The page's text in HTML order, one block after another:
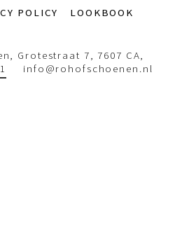
POLICY LOOKBOOK
Grotestraat 7, 7607 CA,
info@rohofschoenen.nl